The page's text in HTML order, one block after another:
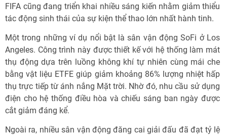
FIFA cũng đang triển khai nhiều sáng kiến nhằm giảm thiểu
tác động sinh thái của sự kiện thể thao lớn nhất hành tinh.
Một trong những ví dụ nổi bật là sân vận động SoFi ở Los
Angeles. Công trình này được thiết kế với hệ thống làm mát
thụ động dựa trên luồng không khí tự nhiên cùng mái che
bằng vật liệu ETFE giúp giảm khoảng 86% lượng nhiệt hấp
thụ trực tiếp từ ánh nắng Mặt trời. Nhờ đó, nhu cầu sử dụng
điện cho hệ thống điều hòa và chiếu sáng ban ngày được
cắt giảm đáng kể.
Ngoài ra, nhiều sân vận động đăng cai giải đấu đã đạt tỷ lệ